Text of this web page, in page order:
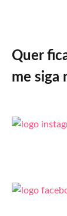
Quer
me siga